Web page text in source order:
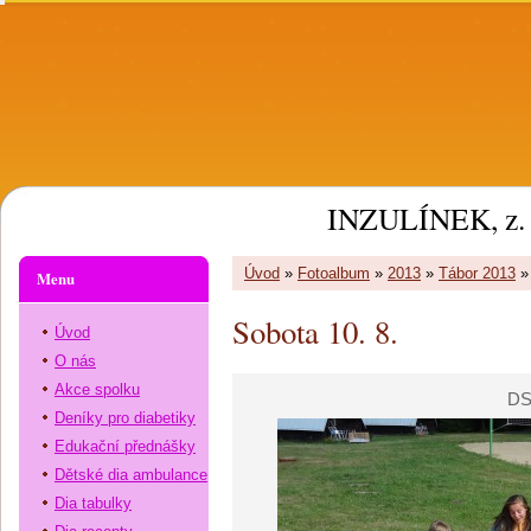
INZULÍNEK, z.
Úvod » Fotoalbum » 2013 » Tábor 2013
Sobota 10. 8.
Menu
Úvod
O nás
Akce spolku
Deníky pro diabetiky
Edukační přednášky
Dětské dia ambulance
Dia tabulky